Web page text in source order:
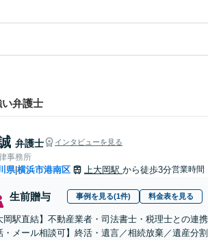
弁護士
弁護士 インタビューを見る
事務所
県|横浜市港南区 上大岡駅 から徒歩3分営業時間
生前贈与 事例を見る(1件) 料金表を見る
岡駅直結】不動産業者・司法書士・税理士との
・メール相談可】終活・遺言／相続放棄／遺産